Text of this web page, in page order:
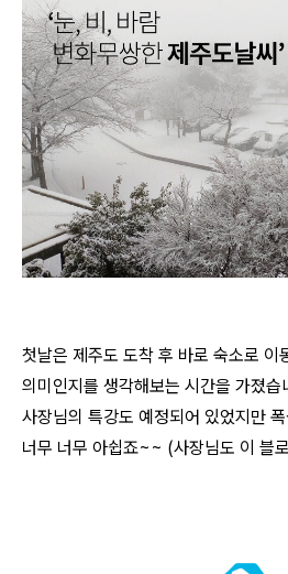
첫날은 제주도 도착 후 바로 숙소로 이
의미인지를 생각해보는 시간을 가졌습
사장님의 특강도 예정되어 있었지만
너무 너무 아쉽죠~~ (사장님도 이 블